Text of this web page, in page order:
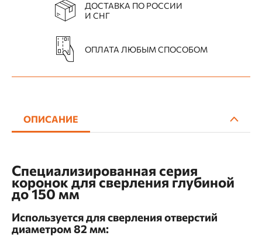
ДОСТАВКА ПО РОССИИ
И СНГ
ОПЛАТА ЛЮБЫМ СПОСОБОМ
ОПИСАНИЕ
Специализированная серия
коронок для сверления глубиной
до 150 мм
Используется для сверления отверстий
диаметром 82 мм: